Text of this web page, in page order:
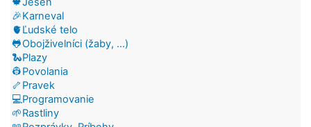
🎉Karneval
🫀Ľudské telo
🐸Obojživelníci (žaby, ...)
🐍Plazy
👷Povolania
🦴Pravek
💻Programovanie
🌱Rastliny